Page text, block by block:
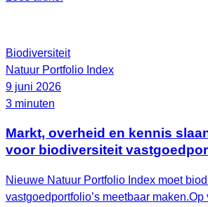
Biodiversiteit
Natuur Portfolio Index
9 juni 2026
3 minuten
Markt, overheid en kennis
voor biodiversiteit
Nieuwe Natuur Portfolio Index moet
vastgoedportfolio’s meetbaar